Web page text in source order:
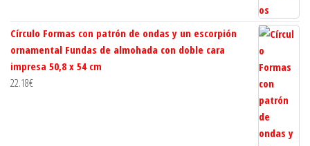
Círculo Formas con patrón de ondas y un escorpión
ornamental Fundas de almohada con doble cara
impresa 50,8 x 54 cm
22.18€